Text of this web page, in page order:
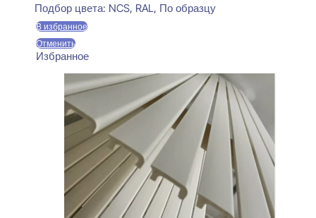
составляла
550 ₽.
470 ₽.
Подбор цвета: NCS, RAL, По образцу
В избранное
Отменить
Избранное